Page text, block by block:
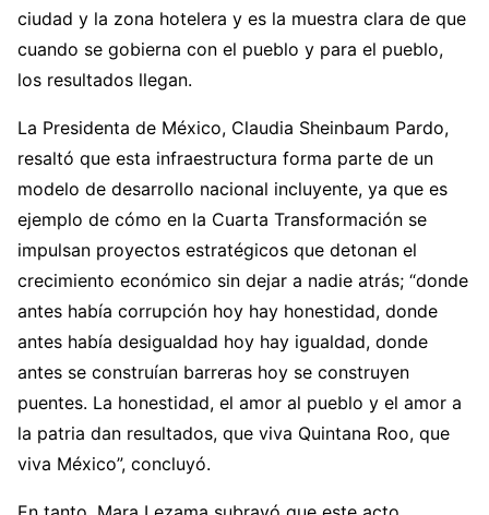
ciudad y la zona hotelera y es la muestra clara de que
cuando se gobierna con el pueblo y para el pueblo,
los resultados llegan.
La Presidenta de México, Claudia Sheinbaum Pardo,
resaltó que esta infraestructura forma parte de un
modelo de desarrollo nacional incluyente, ya que es
ejemplo de cómo en la Cuarta Transformación se
impulsan proyectos estratégicos que detonan el
crecimiento económico sin dejar a nadie atrás; “donde
antes había corrupción hoy hay honestidad, donde
antes había desigualdad hoy hay igualdad, donde
antes se construían barreras hoy se construyen
puentes. La honestidad, el amor al pueblo y el amor a
la patria dan resultados, que viva Quintana Roo, que
viva México”, concluyó.